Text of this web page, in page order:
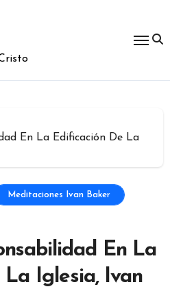
En La Edificación De La
Meditaciones Ivan Baker
En La
Iglesia, Ivan